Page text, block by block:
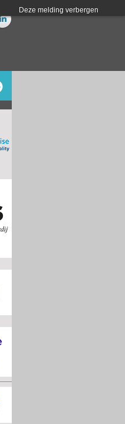
Deze melding verbergen